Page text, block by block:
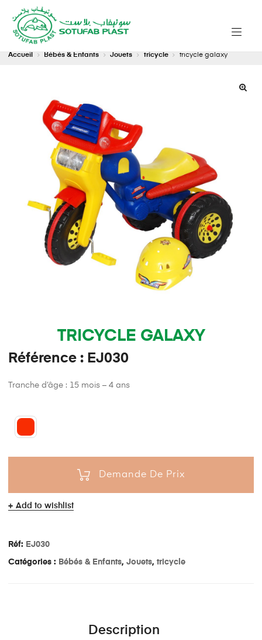
Accueil Bébés & Enfants Jouets tricycle tricycle galaxy
TRICYCLE GALAXY
Référence : EJ030
Tranche d’âge : 15 mois – 4 ans
Demande De Prix
Add to wishlist
Réf: EJ030
Catégories : Bébés & Enfants, Jouets, tricycle
Description